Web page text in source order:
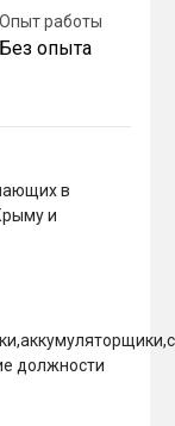
Опыт работы
Без опыта
в
и
должности